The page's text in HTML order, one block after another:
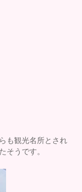
も観光名所とされ
そうです。